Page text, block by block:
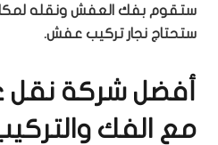
ستقوم بفك العفش ونقله
ستحتاج نجار تركيب عفش.
أفضل شركة
مع الفك